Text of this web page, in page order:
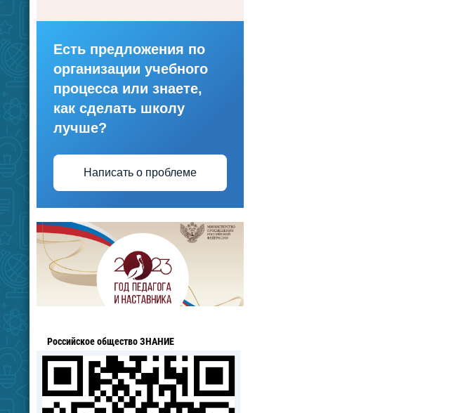
Есть предложения по
организации учебного
процесса или знаете,
как сделать школу
лучше?
Написать о проблеме
Российское общество ЗНАНИЕ